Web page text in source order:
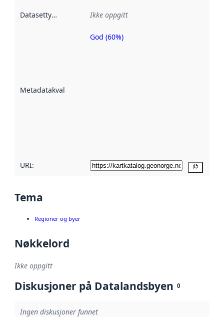
Datasettype Ikke oppgitt
Metadatakvalitet
Metadatakvalitet
God (60%)
URI:
Tema
Regioner og byer
Nøkkelord
Ikke oppgitt
Diskusjoner på Datalandsbyen 0
Ingen diskusjoner funnet